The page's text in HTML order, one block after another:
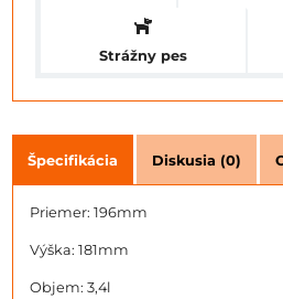
Strážny pes
Špecifikácia Diskusia (0)
Priemer: 196mm
Výška: 181mm
Objem: 3,4l